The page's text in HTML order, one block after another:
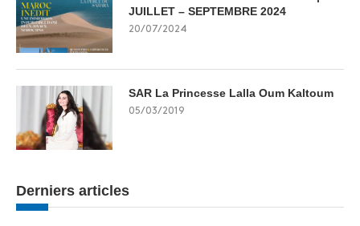
JUILLET – SEPTEMBRE 2024
20/07/2024
SAR La Princesse Lalla Oum Kaltoum
05/03/2019
Derniers articles